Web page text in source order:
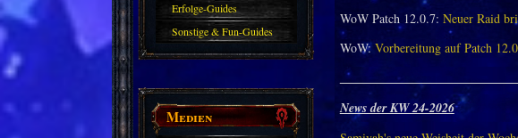
Erfolge-Guides
Sonstige & Fun-Guides
Medien
WoW Patch 12.0.7: Neuer Raid
WoW:Vorbereitung auf Patch
News der KW 24-2026